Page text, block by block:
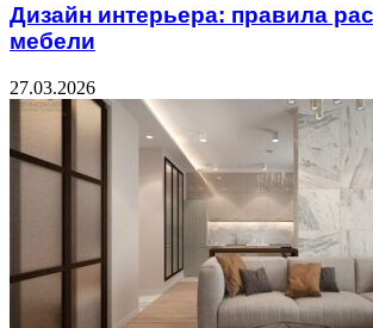
Дизайн интерьера: правила
мебели
27.03.2026